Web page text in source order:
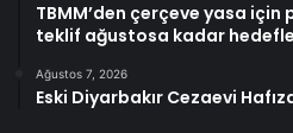
TBMM’den çerçeve yasa
teklif ağustosa kadar
Ağustos 7, 2026
Eski Diyarbakır Cezaevi